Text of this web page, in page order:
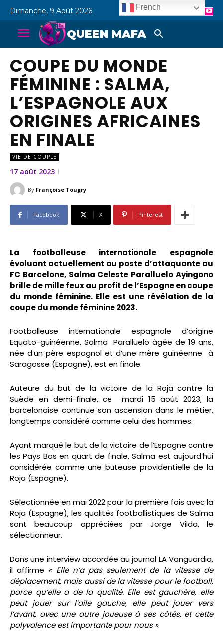
Dimanche, 9 Août 2026
QUEEN MAFA
COUPE DU MONDE
FÉMININE : SALMA,
L’ESPAGNOLE AUX
ORIGINES AFRICAINES
EN FINALE
VIE DE COUPLE
17 août 2023
By Françoise Tougry
Facebook X Pinterest
La footballeuse internationale espagnole
évoluant actuellement au poste d’attaquante au
FC Barcelone, Salma Celeste Paralluelo Ayingono
brille de mille feux au profit de l’Espagne en coupe
du monde féminine. Elle est une révélation de la
coupe du monde féminine 2023.
Footballeuse internationale espagnole d’origine
Equato-guinéenne, Salma Paralluelo âgée de 19 ans,
née d’un père espagnol et d’une mère guinéenne à
Saragosse (Espagne), est en finale.
Auteure du but de la victoire de la Roja contre la
Suède en demi-finale, ce mardi 15 août 2023, la
barcelonaise continue son ascension dans le métier,
longtemps considéré comme celui des hommes.
Ayant marqué le but de la victoire de l’Espagne contre
les Pays Bas en quart de finale, Salma est aujourd’hui
considérée comme une buteuse providentielle de la
Roja (Espagne).
Sélectionnée en mai 2022 pour la première fois avec la
Roja (Espagne), les qualités footballistiques de Salma
sont beaucoup appréciées par Jorge Vilda, le
sélectionneur.
Dans une interview accordée au journal LA Vanguardia,
il affirme « Elle n’a pas seulement de la vitesse de
déplacement, mais aussi de la vitesse pour le football,
parce qu’elle a de la qualité. Elle est gauchère, elle
peut jouer sur l’aile gauche, elle peut jouer vers
l’avant, avec une autre joueuse à ses côtés, et cette
polyvalence est importante pour nous ».
French